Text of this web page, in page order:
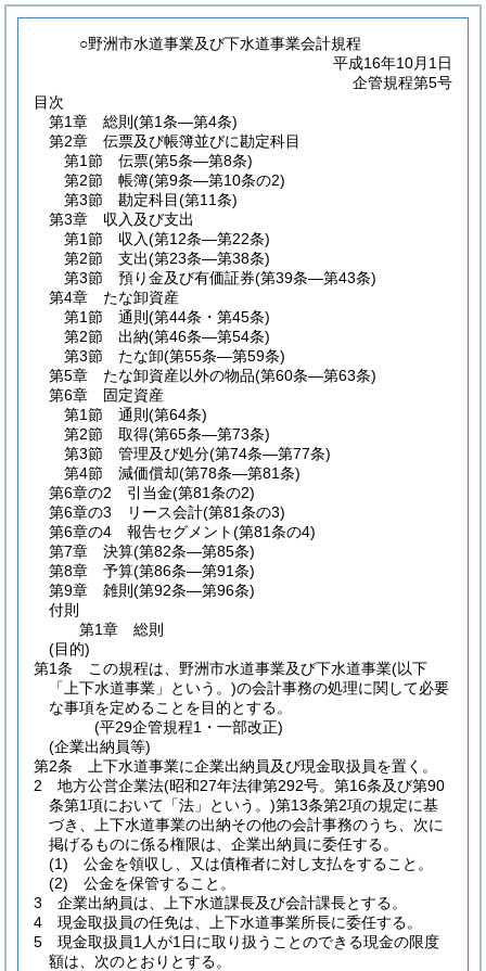
○野洲市水道事業及び下水道事業会計規程
平成16年10月1日
企管規程第5号
目次
第1章
総則 (第1条―第4条)
第2章
伝票及び帳簿並びに勘定科目
第1節
伝票(第5条―第8条)
第2節
帳簿(第9条―第10条の2)
第3節
勘定科目(第11条)
第3章
収入及び支出
第1節
収入(第12条―第22条)
第2節
支出(第23条―第38条)
第3節
預り金及び有価証券(第39条―第43条)
第4章
たな卸資産
第1節
通則 (第44条・第45条)
第2節
出納(第46条―第54条)
第3節
たな卸(第55条―第59条)
第5章
たな卸資産以外の物品(第60条―第63条)
第6章
固定資産
第1節
通則 (第64条)
第2節
取得(第65条―第73条)
第3節
管理及び処分(第74条―第77条)
第4節
減価償却(第78条―第81条)
第6章の2
引当金(第81条の2)
第6章の3
リース会計(第81条の3)
第6章の4
報告セグメント(第81条の4)
第7章
決算(第82条―第85条)
第8章
予算(第86条―第91条)
第9章
雑則 (第92条―第96条)
付則
第1章
総則
(目的)
第1条
この規程は、野洲市水道事業及び下水道事業(以下
「上下水道事業」という。)の会計事務の処理に関して必要
な事項を定めることを目的とする。
(平29企管規程1・一部改正)
(企業出納員等)
第2条
上下水道事業に企業出納員及び現金取扱員を置く。
2
地方公営企業法(昭和27年法律第292号。第16条及び第90
条第1項において「法」という。)第13条第2項の規定に基
づき、上下水道事業の出納その他の会計事務のうち、次に
掲げるものに係る権限は、企業出納員に委任する。
(1)
公金を領収し、又は債権者に対し支払をすること。
(2)
公金を保管すること。
3
企業出納員は、上下水道課長及び会計課長とする。
4
現金取扱員の任免は、上下水道事業所長に委任する。
5
現金取扱員1人が1日に取り扱うことのできる現金の限度
額は、次のとおりとする。